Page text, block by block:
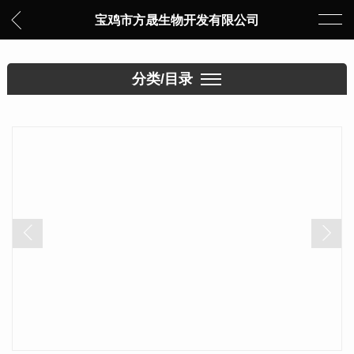
宝鸡市方晟生物开发有限公司
分类/目录